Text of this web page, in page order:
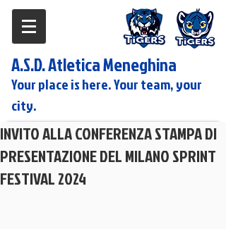
A.S.D. Atletica Meneghina
Your place is here. Your team, your
city.
INVITO ALLA CONFERENZA STAMPA DI
PRESENTAZIONE DEL MILANO SPRINT
FESTIVAL 2024